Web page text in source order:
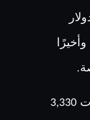
3,330